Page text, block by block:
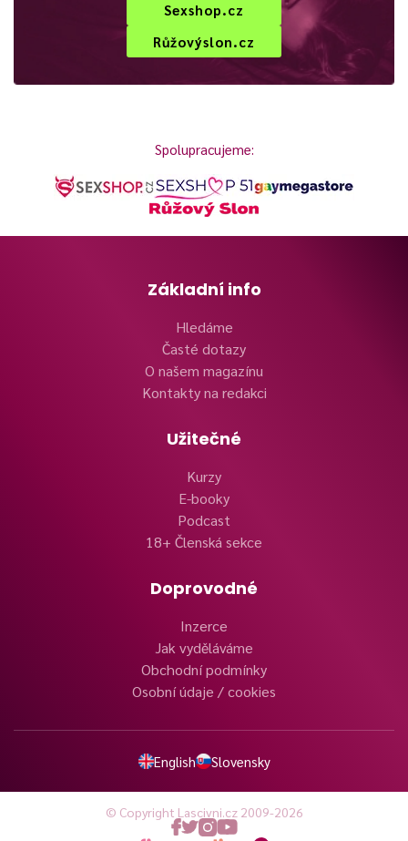
Sexshop.cz
Růžovýslon.cz
Spolupracujeme:
Základní info
Hledáme
Časté dotazy
O našem magazínu
Kontakty na redakci
Užitečné
Kurzy
E-booky
Podcast
18+ Členská sekce
Doprovodné
Inzerce
Jak vyděláváme
Obchodní podmínky
Osobní údaje / cookies
English Slovensky
© Copyright Lascivni.cz 2009-2026